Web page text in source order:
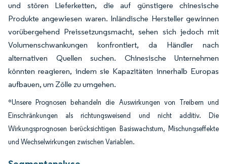
und stören Lieferketten, die auf günstigere chinesische
Produkte angewiesen waren. Inländische Hersteller gewinnen
vorübergehend Preissetzungsmacht, sehen sich jedoch mit
Volumenschwankungen konfrontiert, da Händler nach
alternativen Quellen suchen. Chinesische Unternehmen
könnten reagieren, indem sie Kapazitäten innerhalb Europas
aufbauen, um Zölle zu umgehen.
*Unsere Prognosen behandeln die Auswirkungen von Treibern und
Einschränkungen als richtungsweisend und nicht additiv. Die
Wirkungsprognosen berücksichtigen Basiswachstum, Mischungseffekte
und Wechselwirkungen zwischen Variablen.